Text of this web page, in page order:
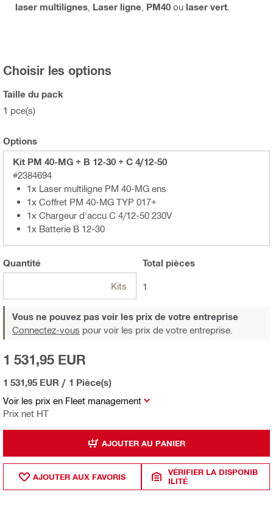
laser multilignes Laser ligne PM40 ou laser vert
Choisir les options
Taille du pack
1 pce(s)
Options
Kit PM 40-MG + B 12-30 + C 4/12-50
#2384694
1x Laser multiligne PM 40-MG ens
1x Coffret PM 40-MG TYP 017+
1x Chargeur d'accu C 4/12-50 230V
1x Batterie B 12-30
Quantité
Kits
Total pièces
1
Vous ne pouvez pas voir les prix de votre entreprise
Connectez-vous pour voir les prix de votre entreprise.
Voir les prix en Fleet management
Prix net HT
1 531,95 EUR
1 531,95 EUR / 1 Pièce(s)
AJOUTER AU PANIER
AJOUTER AUX FAVORIS
VÉRIFIER LA DISPONIB
ILITÉ